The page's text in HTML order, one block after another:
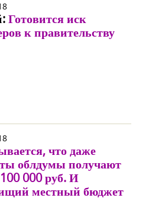
Готовится иск
к правительству
что даже
облдумы получают
000 руб. И
местный бюджет